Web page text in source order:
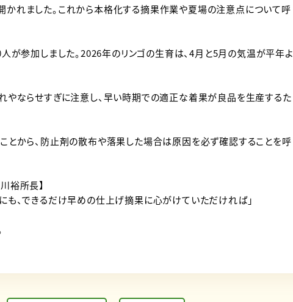
れました。これから本格化する摘果作業や夏場の注意点について呼
が参加しました。2026年のリンゴの生育は、4月と5月の気温が平年よ
やならせすぎに注意し、早い時期での適正な着果が良品を生産するた
とから、防止剤の散布や落果した場合は原因を必ず確認することを呼
裕所長】
も、できるだけ早めの仕上げ摘果に心がけていただければ」